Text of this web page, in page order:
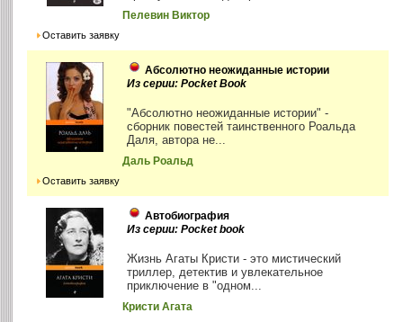
Пелевин Виктор
Оставить заявку
Абсолютно неожиданные истории
Из серии: Pocket Book
"Абсолютно неожиданные истории" -
сборник повестей таинственного Роальда
Даля, автора не...
Даль Роальд
Оставить заявку
Автобиография
Из серии: Pocket book
Жизнь Агаты Кристи - это мистический
триллер, детектив и увлекательное
приключение в "одном...
Кристи Агата